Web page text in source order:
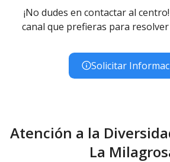
¡No dudes en contactar al
canal que prefieras para
Solicitar
Atención a la
La